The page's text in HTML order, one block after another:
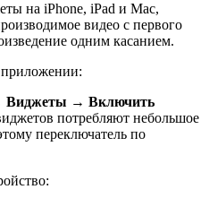
на iPhone, iPad и Mac,
видео с первого
одним касанием.
Виджеты → Включить
потребляют небольшое
переключатель по